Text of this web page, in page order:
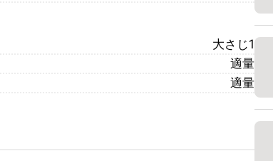
大さじ1
適量
適量